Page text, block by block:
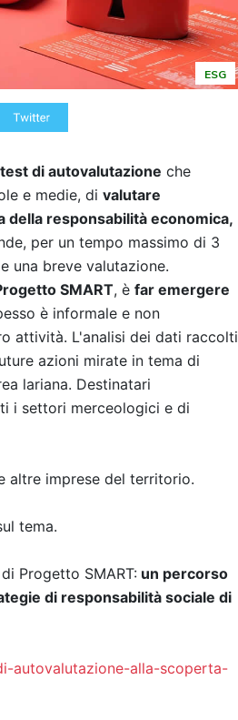
ESG
test di autovalutazione che
e medie, di valutare
responsabilità economica,
per un tempo massimo di 3
una breve valutazione.
SMART, è far emergere
è informale e non
attività. L'analisi dei dati raccolti
azioni mirate in tema di
lariana. Destinatari
i settori merceologici e di
altre imprese del territorio.
tema.
Progetto SMART: un percorso
di responsabilità sociale di
autovalutazione-alla-scoperta-